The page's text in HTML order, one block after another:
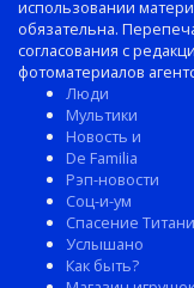
использовании
обязательна.
согласования с
фотоматериалов
Люди
Мультики
Новость и
De Familia
Рэп-новости
Соц-и-ум
Спасение
Услышано
Как быть?